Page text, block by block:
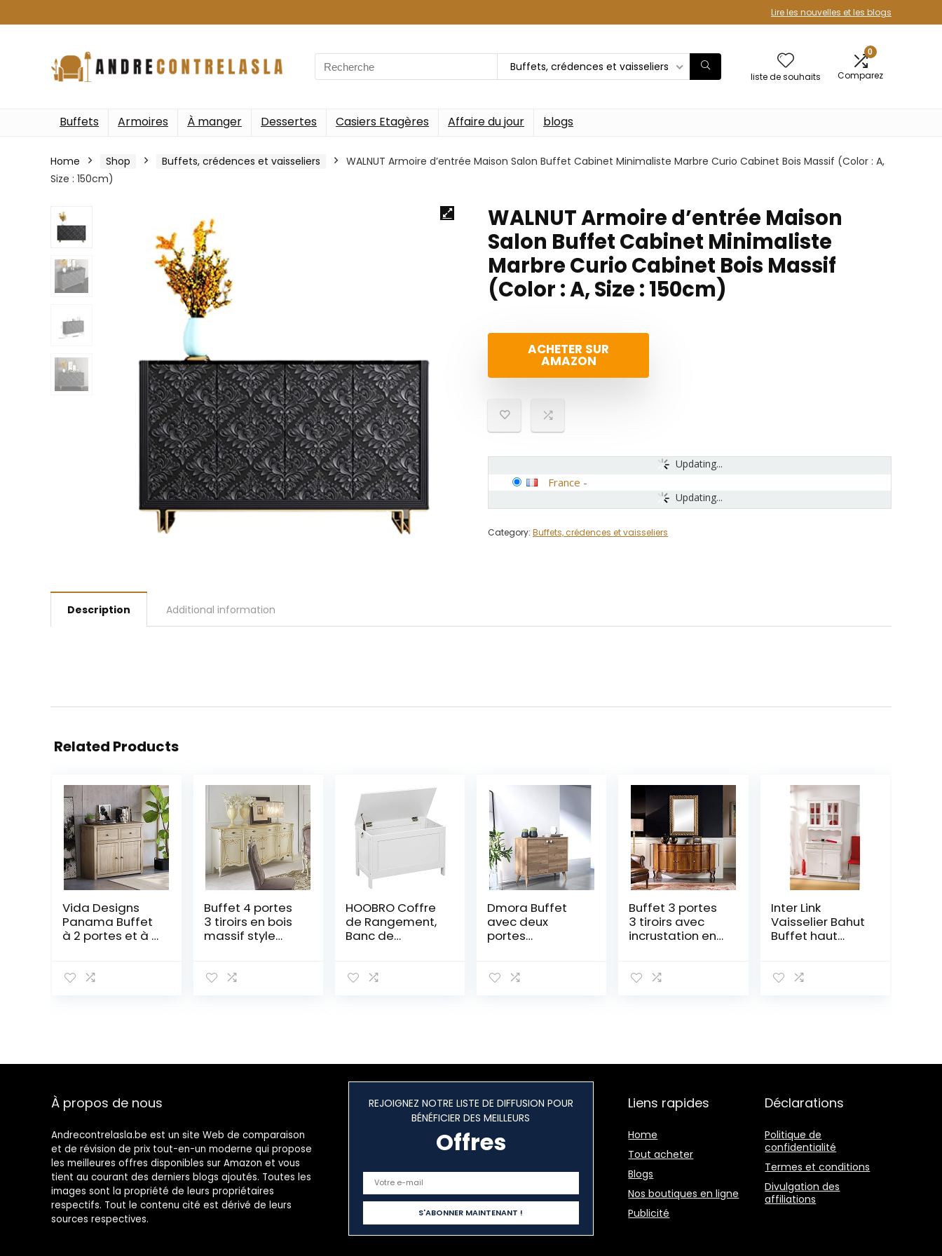
Lire les nouvelles et les blogs
Search
for:
Buffets, crédences et vaisseliers
liste de souhaits
0
Comparez
Buffets Armoires À manger Dessertes Casiers Etagères Affaire du jour blogs
Home Shop Buffets, crédences et vaisseliers
WALNUT Armoire d’entrée Maison Salon Buffet Cabinet Minimaliste Marbre Curio Cabinet Bois Massif (Color : A,
Size : 150cm)
WALNUT Armoire d’entrée Maison
Salon Buffet Cabinet Minimaliste
Marbre Curio Cabinet Bois Massif
(Color : A, Size : 150cm)
ACHETER SUR
AMAZON
Updating...
Updating...
France -
Category: Buffets, crédences et vaisseliers
Description Additional information
Related Products
Vida Designs
Panama Buffet
à 2 portes et à 2
Buffet 4 portes
3 tiroirs en bois
massif style
HOOBRO Coffre
de Rangement,
Banc de
de sécurité,
Coffre à Jouets,
EWT75CW01
Dmora Buffet
avec deux
portes
internes, 85 x 35
Buffet 3 portes
3 tiroirs avec
incrustation en
Inter Link
Vaisselier Bahut
Buffet haut
blanc
À propos de nous
Andrecontrelasla.be est un site Web de comparaison
et de révision de prix tout-en-un moderne qui propose
les meilleures offres disponibles sur Amazon et vous
tient au courant des derniers blogs ajoutés. Toutes les
images sont la propriété de leurs propriétaires
respectifs. Tout le contenu cité est dérivé de leurs
sources respectives.
REJOIGNEZ NOTRE LISTE DE DIFFUSION POUR
BÉNÉFICIER DES MEILLEURS
Offres
Liens rapides
Home
Tout acheter
Blogs
Nos boutiques en ligne
Publicité
Déclarations
Politique de
confidentialité
Termes et conditions
Divulgation des
affiliations